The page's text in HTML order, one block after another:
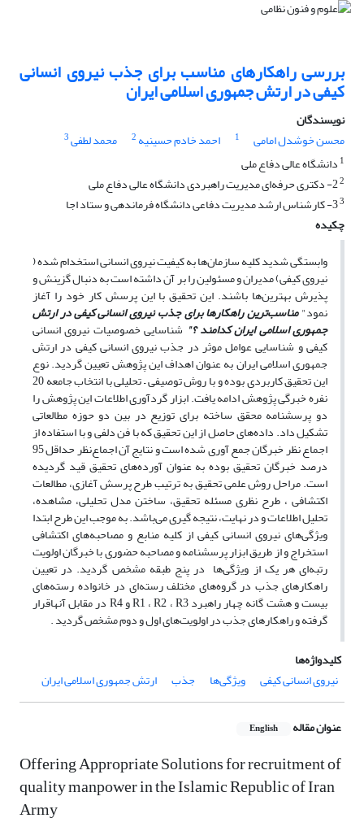
بررسی راهکارهای مناسب برای جذب نیروی انسانی
کیفی در ارتش جمهوری اسلامی ایران
نویسندگان
محسن خوشدل امامی
1 احمد خادم حسینیه 2 محمد لطفی3
1 دانشگاه عالی دفاع ملی
2
3
چکیده
وابستگی شدید کلیه سازمان‌ها به کیفیت نیروی انسانی استخدام شده (
نیروی کیفی) مدیران و مسئولین را بر آن داشته است به دنبال گزینش و
پذیرش بهترین‌ها باشند. این تحقیق با این پرسش کار خود را آغاز
نمود"مناسب‌ترین راهکارها برای جذب نیروی انسانی کیفی در ارتش
جمهوری اسلامی ایران کدامند؟" شناسایی خصوصیات نیروی انسانی
کیفی و شناسایی عوامل موثر در جذب نیروی انسانی کیفی در ارتش
جمهوری اسلامی ایران به عنوان اهداف این پژوهش تعیین گردید. نوع
این تحقیق کاربردی بوده و با روش توصیفی – تحلیلی با انتخاب جامعه 20
نفره خبرگی پژوهش ادامه یافت. ابزار گردآوری اطلاعات این پژوهش را
دو پرسشنامه محقق ساخته برای توزیع در بین دو حوزه مطالعاتی
تشکیل داد. داده‌های حاصل از این تحقیق که با فن دلفی و با استفاده از
اجماع نظر خبرگان جمع آوری شده است و نتایج آن اجماع‌نظر حداقل 95
درصد خبرگان تحقیق بوده به عنوان آورده‌های تحقیق قید گردیده
است. مراحل روش علمی تحقیق به ترتیب طرح پرسش آغازی، مطالعات
اکتشافی ، طرح نظری مسئله تحقیق، ساختن مدل تحلیلی، مشاهده،
تحلیل اطلاعات و در نهایت، نتیجه گیری می‌باشد. به موجب این طرح ابتدا
ویژگی‌های نیروی انسانی کیفی از کلیه منابع و مصاحبه‌های اکتشافی
استخراج و از طریق ابزار پرسشنامه و مصاحبه حضوری با خبرگان اولویت
رتبه‌ای هر یک از ویژگی‌ها در پنج طبقه مشخص گردید. در تعیین
راهکارهای جذب در گروه‌های مختلف رسته‌ای در خانواده رسته‌های
بیست و هشت گانه چهار راهبرد R1 ، R2 ، R3 و R4 در مقابل آنهاقرار
گرفته و راهکارهای جذب در اولویت‌های اول و دوم مشخص گردید .
کلیدواژه‌ها
نیروی انسانی کیفی
ویژگی‌ها جذب ارتش جمهوری اسلامی ایران
عنوان مقاله English
Offering Appropriate Solutions for recruitment of
quality manpower in the Islamic Republic of Iran
Army